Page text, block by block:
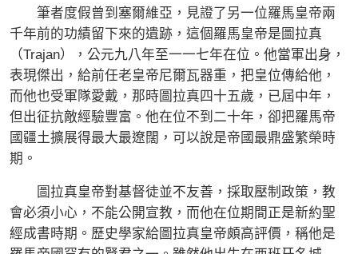
筆者度假曾到塞爾維亞，見證了另一位羅馬皇帝兩
千年前的功績留下來的遺跡，這個羅馬皇帝是圖拉真
（Trajan），公元九八年至一一七年在位。他當軍出身，
表現傑出，給前任老皇帝尼爾瓦器重，把皇位傳給他，
而他也受軍隊愛戴，那時圖拉真四十五歲，已屆中年，
但出征抗敵經驗豐富。他在位不到二十年，卻把羅馬帝
國疆土擴展得最大最遼闊，可以說是帝國最鼎盛繁榮時
期。
圖拉真皇帝對基督徒並不友善，採取壓制政策，教
會必須小心，不能公開宣教，而他在位期間正是新約聖
經成書時期。歷史學家給圖拉真皇帝頗高評價，稱他是